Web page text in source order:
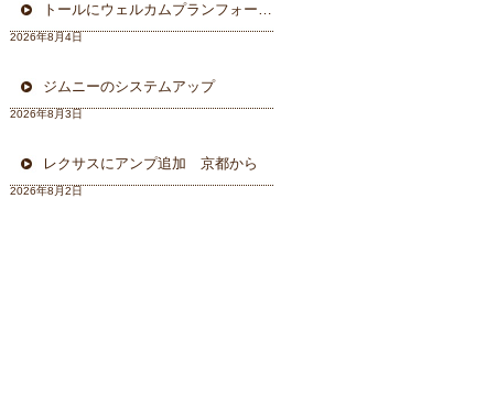
トールにウェルカムプランフォーカルスピーカー＆ウーハー
2026年8月4日
ジムニーのシステムアップ
2026年8月3日
レクサスにアンプ追加 京都から
2026年8月2日